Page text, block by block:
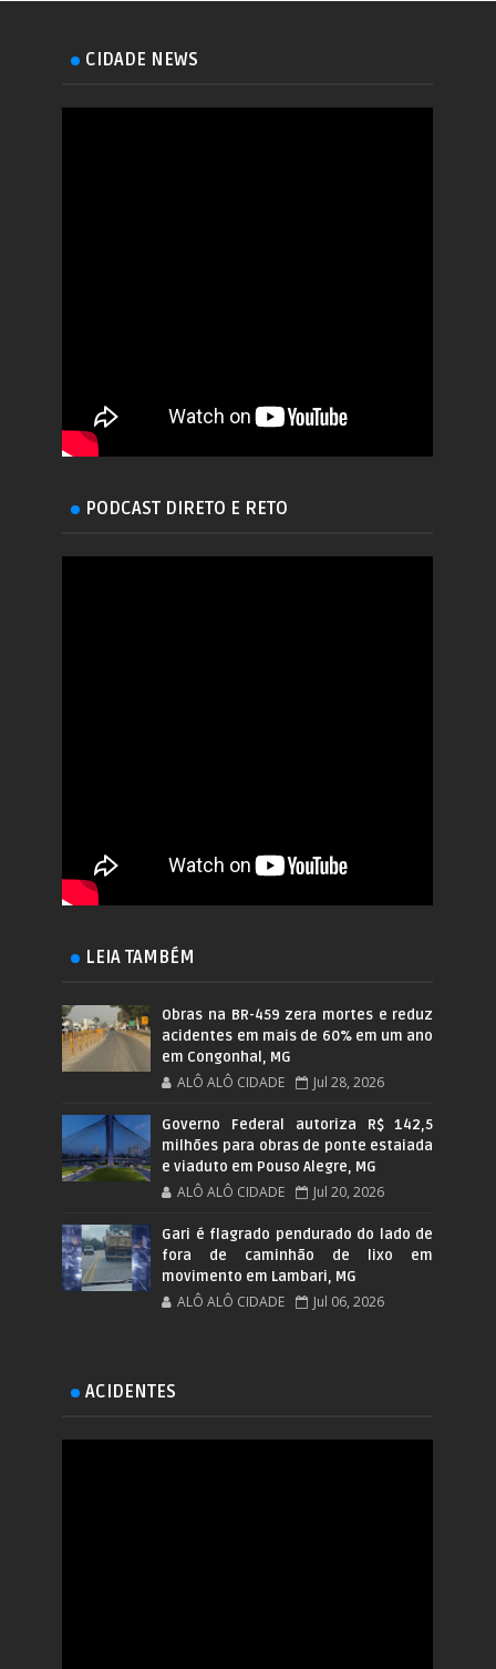
CIDADE NEWS
PODCAST DIRETO E RETO
LEIA TAMBÉM
Obras na BR-459 zera mortes e reduz
acidentes em mais de 60% em um ano
em Congonhal, MG
ALÔ ALÔ CIDADE Jul 28, 2026
Governo Federal autoriza R$ 142,5
milhões para obras de ponte estaiada
e viaduto em Pouso Alegre, MG
ALÔ ALÔ CIDADE Jul 20, 2026
Gari é flagrado pendurado do lado de
fora de caminhão de lixo em
movimento em Lambari, MG
ALÔ ALÔ CIDADE Jul 06, 2026
ACIDENTES